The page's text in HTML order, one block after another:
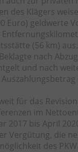
des Klägers
Euro) geldwerte
(56 km)
nach
und nach
für das
im
2017 bis April
Vergütung, die
des